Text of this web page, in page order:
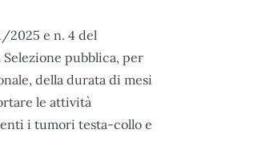
2025 e n. 4 del
pubblica, per
della durata di mesi
le attività
i tumori testa-collo e